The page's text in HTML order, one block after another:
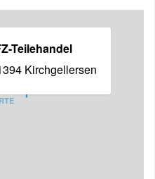
Teilehandel
Kirchgellersen